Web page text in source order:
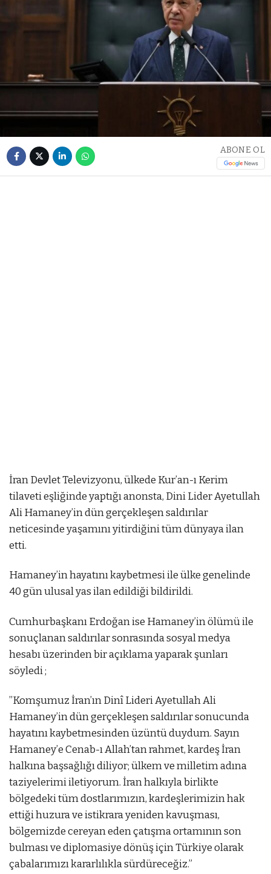
ABONE OL
İran Devlet Televizyonu, ülkede Kur’an-ı Kerim
tilaveti eşliğinde yaptığı anonsta, Dini Lider Ayetullah
Ali Hamaney’in dün gerçekleşen saldırılar
neticesinde yaşamını yitirdiğini tüm dünyaya ilan
etti.
mostbetmostbet azmostbetmostbet az mostbet az
Hamaney’in hayatını kaybetmesi ile ülke genelinde
40 gün ulusal yas ilan edildiği bildirildi.
Cumhurbaşkanı Erdoğan ise Hamaney’in ölümü ile
sonuçlanan saldırılar sonrasında sosyal medya
hesabı üzerinden bir açıklama yaparak şunları
söyledi ;
”Komşumuz İran’ın Dinî Lideri Ayetullah Ali
Hamaney’in dün gerçekleşen saldırılar sonucunda
hayatını kaybetmesinden üzüntü duydum. Sayın
Hamaney’e Cenab-ı Allah’tan rahmet, kardeş İran
halkına başsağlığı diliyor; ülkem ve milletim adına
taziyelerimi iletiyorum. İran halkıyla birlikte
bölgedeki tüm dostlarımızın, kardeşlerimizin hak
ettiği huzura ve istikrara yeniden kavuşması,
bölgemizde cereyan eden çatışma ortamının son
bulması ve diplomasiye dönüş için Türkiye olarak
çabalarımızı kararlılıkla sürdüreceğiz.”